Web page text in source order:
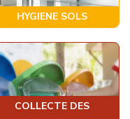
HYGIENE SOLS
COLLECTE DES